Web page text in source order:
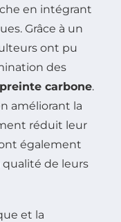
en intégrant
Grâce à un
ont pu
des
carbone.
améliorant la
réduit leur
également
de leurs
et la